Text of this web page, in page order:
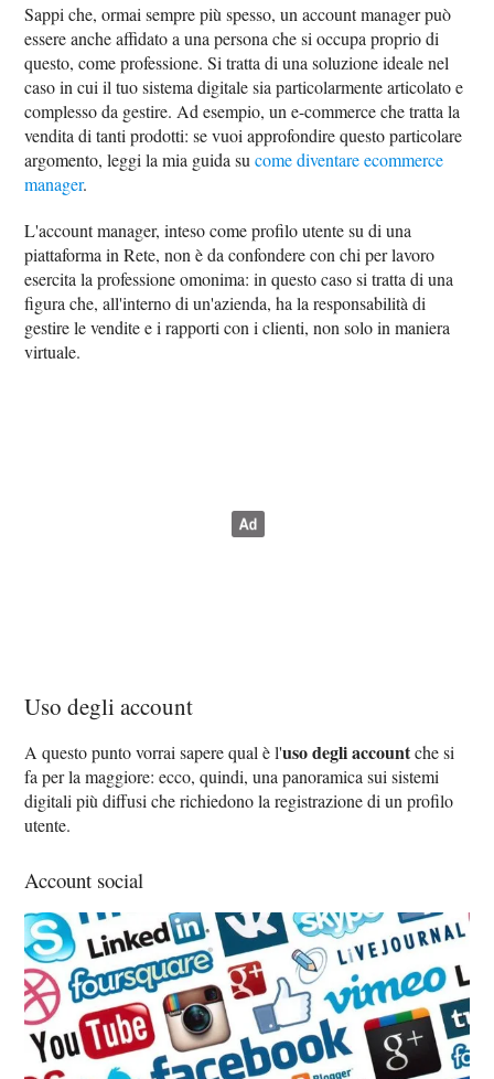
Sappi che, ormai sempre più spesso, un account manager può
essere anche affidato a una persona che si occupa proprio di
questo, come professione. Si tratta di una soluzione ideale nel
caso in cui il tuo sistema digitale sia particolarmente articolato e
complesso da gestire. Ad esempio, un e-commerce che tratta la
vendita di tanti prodotti: se vuoi approfondire questo particolare
argomento, leggi la mia guida sucome diventare ecommerce
manager.
L'account manager, inteso come profilo utente su di una
piattaforma in Rete, non è da confondere con chi per lavoro
esercita la professione omonima: in questo caso si tratta di una
figura che, all'interno di un'azienda, ha la responsabilità di
gestire le vendite e i rapporti con i clienti, non solo in maniera
virtuale.
Uso degli account
A questo punto vorrai sapere qual è l'uso degli accountche si
fa per la maggiore: ecco, quindi, una panoramica sui sistemi
digitali più diffusi che richiedono la registrazione di un profilo
utente.
Account social